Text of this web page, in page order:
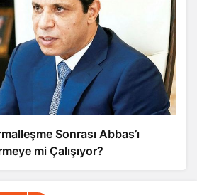
Sonrası Abbas’ı
mi Çalışıyor?